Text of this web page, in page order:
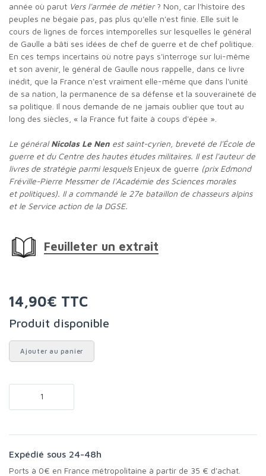
année où parut Vers l'armée de métier? Non, car l'histoire des
peuples ne bégaie pas, pas plus qu'elle n'est finie. Elle suit le
cours de lignes de forces intemporelles sur lesquelles le général
de Gaulle a bâti ses idées de chef de guerre et de chef politique.
En ces temps incertains où notre pays s'interroge sur lui-même
et son avenir, le général de Gaulle nous rappelle, dans ce livre
inédit, que la France n'est vraiment elle-même que dans l'unité
de sa nation, la permanence de sa défense et la souveraineté de
sa politique. Il nous demande de ne jamais oublier que tout au
long des siècles, « la France fut faite à coups d'épée ».
Le généralNicolas Le Nen est saint-cyrien, breveté de l'École de
guerre et du Centre des hautes études militaires. Il est l'auteur de
livres de stratégie parmi lesquels Enjeux de guerre (prix Edmond
Fréville-Pierre Messmer de l'Académie des Sciences morales
et politiques). Il a commandé le 27e bataillon de chasseurs alpins
et le Service action de la DGSE.
Feuilleter un extrait
14,90€ TTC
Produit disponible
Ajouter au panier
Expédié sous 24-48h
Ports à 0€ en France métropolitaine à partir de 35 € d'achat.